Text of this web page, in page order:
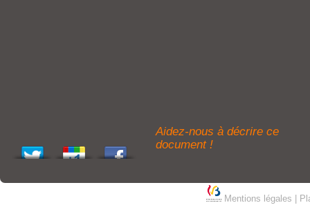
Aidez-nous à décrire ce
document !
Mentions légales